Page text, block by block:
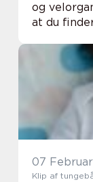
og
at du
vælge d...
07
Klip af